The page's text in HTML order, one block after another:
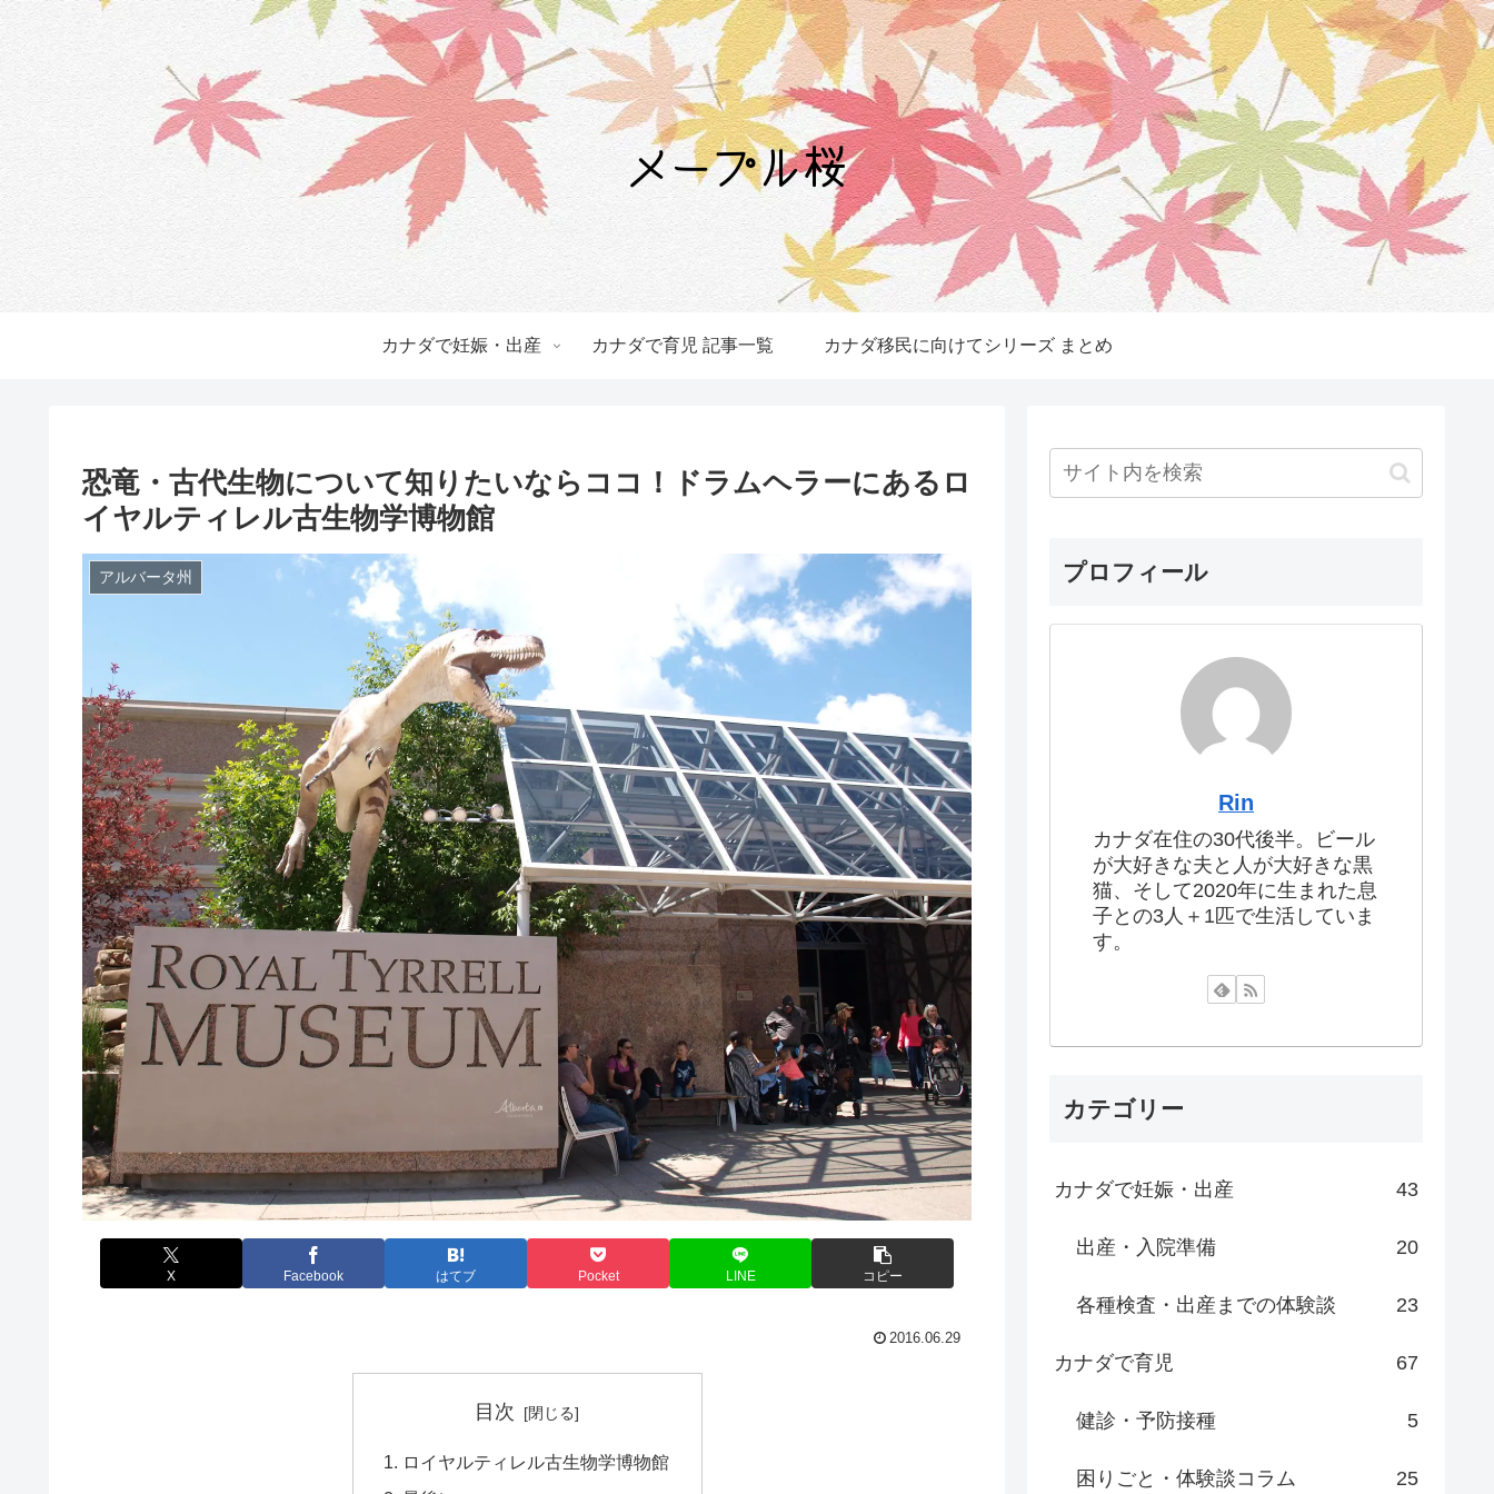
カナダで妊娠・出産 カナダで育児 記事一覧 カナダ移民に向けてシリーズ まとめ
恐竜・古代生物について知りたいならココ！ドラムヘラーにあるロ
イヤルティレル古生物学博物館
アルバータ州
X Facebook はてブ Pocket LINE コピー
2016.06.29
目次
ロイヤルティレル古生物学博物館
プロフィール
Rin
カナダ在住の30代後半。ビール
が大好きな夫と人が大好きな黒
猫、そして2020年に生まれた息
子との3人＋1匹で生活していま
す。
カテゴリー
カナダで妊娠・出産 43
出産・入院準備 20
各種検査・出産までの体験談 23
カナダで育児 67
健診・予防接種 5
困りごと・体験談コラム 25